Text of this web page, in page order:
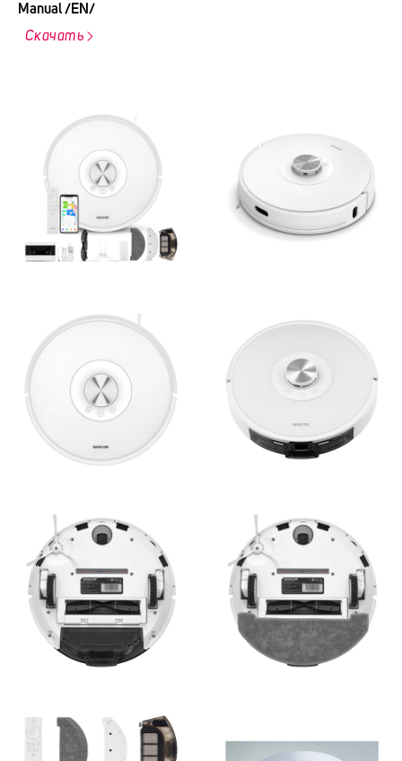
Manual /EN/
Скачать